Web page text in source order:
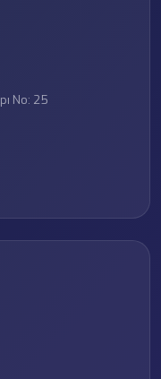
No: 25